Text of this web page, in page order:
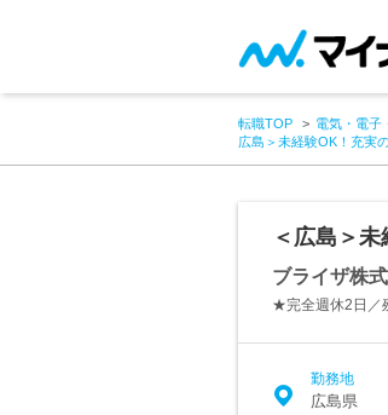
転職TOP 電気・電子
広島＞未経験OK！充実
＜広島＞
ブライザ株
★完全週休2日／
勤務地
広島県